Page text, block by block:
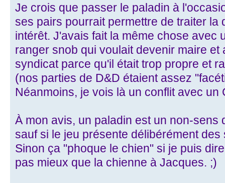
Je crois que passer le paladin à
ses pairs pourrait permettre de traiter la
intérêt. J'avais fait la même chose avec
ranger snob qui voulait devenir maire
syndicat parce qu'il était trop propre et
(nos parties de D&D étaient assez
Néanmoins, je vois là un conflit avec un
À mon avis, un paladin est un non-sens
sauf si le jeu présente délibérément
Sinon ça "phoque le chien" si je puis
pas mieux que la chienne à Jacques. ;)